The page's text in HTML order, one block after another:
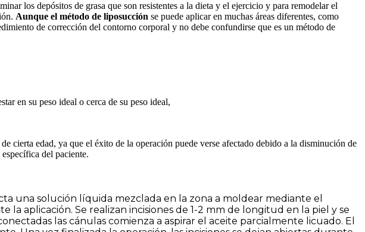
los depósitos de grasa que son resistentes a la dieta y el ejercicio y para remodelar el
Aunque el método de liposucción se puede aplicar en muchas áreas diferentes, como
de corrección del contorno corporal y no debe confundirse que es un método de
en su peso ideal o cerca de su peso ideal,
cierta edad, ya que el éxito de la operación puede verse afectado debido a la disminución de
del paciente.
una solución líquida mezclada en la zona a moldear mediante el
la aplicación. Se realizan incisiones de 1-2 mm de longitud en la piel y se
las cánulas comienza a aspirar el aceite parcialmente licuado. El